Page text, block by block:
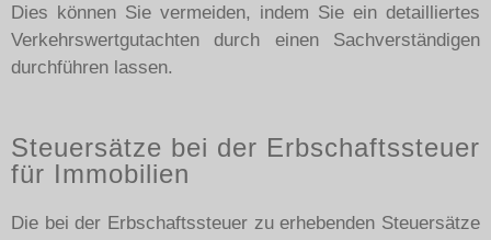
Dies können Sie vermeiden, indem Sie ein detailliertes
Verkehrswertgutachten durch einen Sachverständigen
durchführen lassen.
Steuersätze bei der Erbschaftssteuer
für Immobilien
Die bei der Erbschaftssteuer zu erhebenden Steuersätze